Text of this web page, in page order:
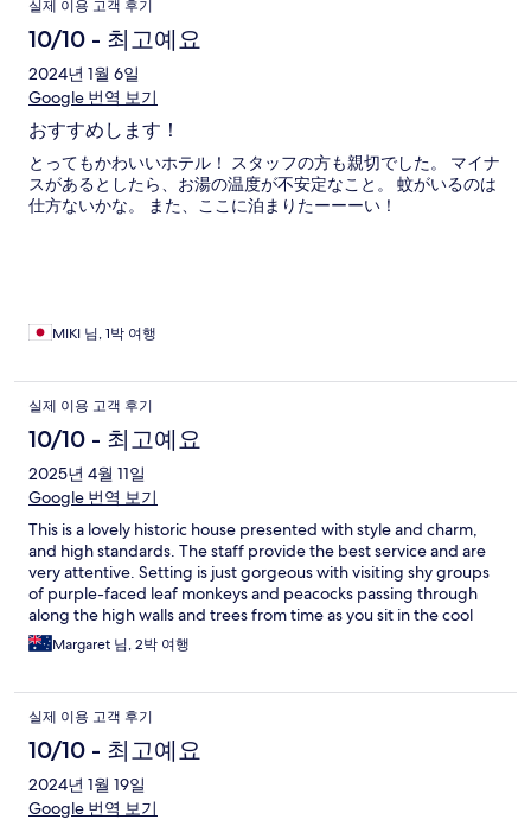
실제 이용 고객 후기
10/10 - 최고예요
2024년 1월 6일
Google 번역 보기
おすすめします！
とってもかわいいホテル！ スタッフの方も親切でした。 マイナ
スがあるとしたら、お湯の温度が不安定なこと。 蚊がいるのは
仕方ないかな。 また、ここに泊まりたーーーい！
MIKI 님, 1박 여행
실제 이용 고객 후기
10/10 - 최고예요
2025년 4월 11일
Google 번역 보기
This is a lovely historic house presented with style and charm,
and high standards. The staff provide the best service and are
very attentive. Setting is just gorgeous with visiting shy groups
of purple-faced leaf monkeys and peacocks passing through
along the high walls and trees from time as you sit in the cool
palm filled courtyards. And added, an excellent menu with both
traditional and modern mix so well presented and tasty served
Margaret 님, 2박 여행
실제 이용 고객 후기
10/10 - 최고예요
2024년 1월 19일
Google 번역 보기